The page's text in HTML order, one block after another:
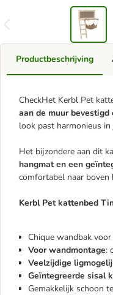
Productbeschrijving
CheckHet Kerbl Pet
aan de muur
look past harmonieus
Het bijzondere aan dit
hangmat en een
comfortabel naar
Kerbl Pet kattenbed
Chique wandbak
Voor wandmontage:
Veelzijdige
Geïntegreerde sisal
Gemakkelijk schoon